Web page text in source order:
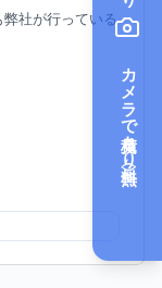
弊社が行っている
カメラで見積もり（無料）